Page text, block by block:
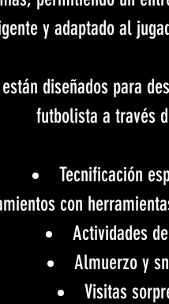
y adaptado al
diseñados para
futbolista a través
Tecnificación
con
Actividades
Almuerzo y
Visitas